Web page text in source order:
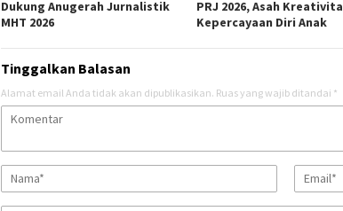
Dukung Anugerah Jurnalistik
MHT 2026
PRJ 2026, Asah
Kepercayaan Diri Anak
Tinggalkan Balasan
Alamat email Anda tidak akan dipublikasikan. Ruas yang wajib ditandai *